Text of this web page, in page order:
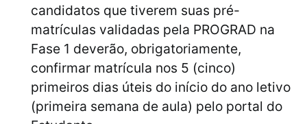
candidatos que tiverem suas pré-
matrículas validadas pela PROGRAD na
Fase 1 deverão, obrigatoriamente,
confirmar matrícula nos 5 (cinco)
primeiros dias úteis do início do ano letivo
(primeira semana de aula) pelo portal do